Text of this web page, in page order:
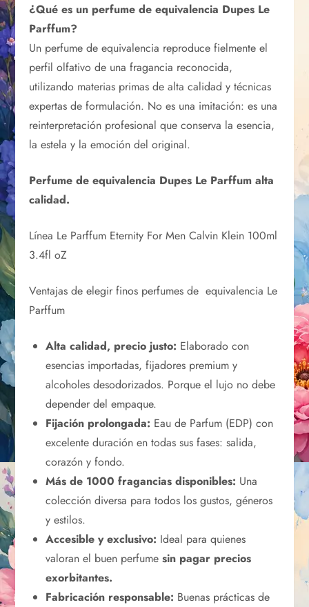
¿Qué es un perfume de equivalencia Dupes Le
Parffum?
Un perfume de equivalencia reproduce fielmente el
perfil olfativo de una fragancia reconocida,
utilizando materias primas de alta calidad y técnicas
expertas de formulación. No es una imitación: es una
reinterpretación profesional que conserva la esencia,
la estela y la emoción del original.
Perfume de equivalencia Dupes Le Parffum alta
calidad.
Línea Le Parffum Eternity For Men Calvin Klein 100ml
3.4fl oZ
Ventajas de elegir finos perfumes de equivalencia Le
Parffum
Alta calidad, precio justo: Elaborado con
esencias importadas, fijadores premium y
alcoholes desodorizados. Porque el lujo no debe
depender del empaque.
Fijación prolongada: Eau de Parfum (EDP) con
excelente duración en todas sus fases: salida,
corazón y fondo.
Más de 1000 fragancias disponibles: Una
colección diversa para todos los gustos, géneros
y estilos.
Accesible y exclusivo: Ideal para quienes
valoran el buen perfumesin pagar precios
exorbitantes.
Fabricación responsable: Buenas prácticas de